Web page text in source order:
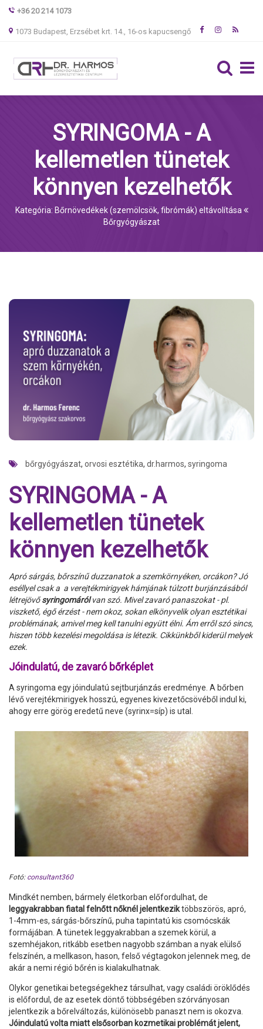
+36 20 214 1073
1073 Budapest, Erzsébet krt. 14., 16-os kapucsengő
SYRINGOMA - A
kellemetlen tünetek
könnyen kezelhetők
Kategória: Bőrnövedékek (szemölcsök, fibrómák) eltávolítása
Bőrgyógyászat
bőrgyógyászat, orvosi esztétika, dr.harmos, syringoma
SYRINGOMA - A
kellemetlen tünetek
könnyen kezelhetők
Apró sárgás, bőrszínű duzzanatok a szemkörnyéken, orcákon? Jó
eséllyel csak a a verejtékmirigyek hámjának túlzott burjánzásából
létrejövősyringomárólvan szó. Mivel zavaró panaszokat - pl.
viszkető, égő érzést - nem okoz, sokan elkönyvelik olyan esztétikai
problémának, amivel meg kell tanulni együtt élni. Ám erről szó sincs,
hiszen több kezelési megoldása is létezik. Cikkünkből kiderül melyek
ezek.
Jóindulatú, de zavaró bőrképlet
A syringoma egy jóindulatú sejtburjánzás eredménye. A bőrben
lévő verejtékmirigyek hosszú, egyenes kivezetőcsövéből indul ki,
ahogy erre görög eredetű neve (syrinx=síp) is utal.
Fotó: consultant360
Mindkét nemben, bármely életkorban előfordulhat, de
leggyakrabban fiatal felnőtt nőknél jelentkeziktöbbszörös, apró,
1-4mm-es, sárgás-bőrszínű, puha tapintatú kis csomócskák
formájában. A tünetek leggyakrabban a szemek körül, a
szemhéjakon, ritkább esetben nagyobb számban a nyak elülső
felszínén, a mellkason, hason, felső végtagokon jelennek meg, de
akár a nemi régió bőrén is kialakulhatnak.
Olykor genetikai betegségekhez társulhat, vagy családi öröklődés
is előfordul, de az esetek döntő többségében szórványosan
jelentkezik a bőrelváltozás, különösebb panaszt nem is okozva.
Jóindulatú volta miatt elsősorban kozmetikai problémát jelent,